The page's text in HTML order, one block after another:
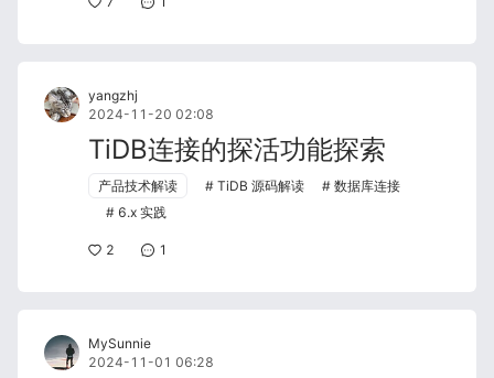
yangzhj
2024-11-20 02:08
TiDB连接的探活功能探索
产品技术解读 TiDB 源码解读
数据库连接
6.x 实践
2 1
MySunnie
2024-11-01 06:28